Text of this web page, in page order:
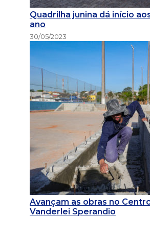
Quadrilha junina dá início
ano
30/05/2023
Avançam as obras no
Vanderlei Sperandio